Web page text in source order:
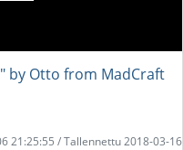
by Otto from MadCraft
21:25:55 / Tallennettu 2018-03-16